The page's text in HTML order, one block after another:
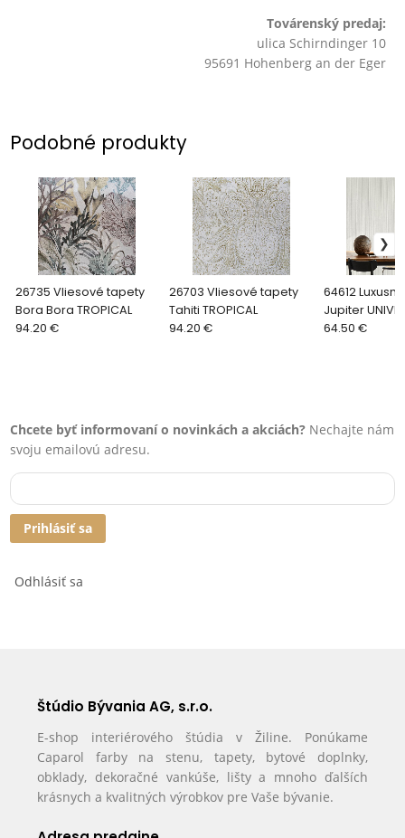
Továrenský predaj:
ulica Schirndinger 10
95691 Hohenberg an der Eger
Podobné produkty
26735 Vliesové tapety
Bora Bora TROPICAL
94.20 €
26703 Vliesové tapety
Tahiti TROPICAL
94.20 €
64612
Jupiter
64.50 €
Chcete byť informovaní o novinkách a akciách? Nechajte nám
svoju emailovú adresu.
Prihlásiť sa
Odhlásiť sa
Štúdio Bývania AG, s.r.o.
E-shop interiérového štúdia v Žiline. Ponúkame
Caparol farby na stenu, tapety, bytové doplnky,
obklady, dekoračné vankúše, lišty a mnoho ďalších
krásnych a kvalitných výrobkov pre Vaše bývanie.